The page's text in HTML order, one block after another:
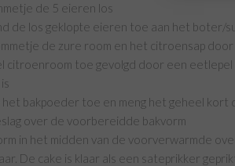
de 5 eieren los
de los geklopte eieren toe aan het boter/
de zure room en het citroensap
citroenroom toe gevolgd door een
bakpoeder toe en meng het geheel kort
over de voorbereidde bakvorm
in het midden van de voorverwarmde
De cake is klaar als een sateprikker